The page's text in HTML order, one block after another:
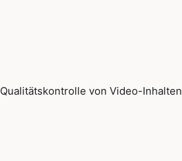
Qualitätskontrolle von Video-Inhalten